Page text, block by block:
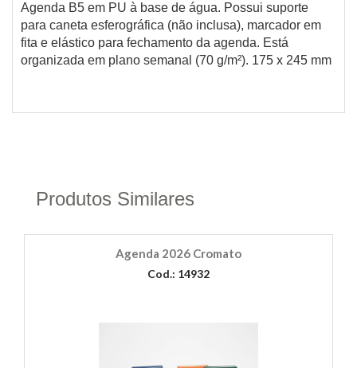
Agenda B5 em PU à base de água. Possui suporte
para caneta esferográfica (não inclusa), marcador em
fita e elástico para fechamento da agenda. Está
organizada em plano semanal (70 g/m²). 175 x 245 mm
Produtos Similares
Agenda 2026 Cromato
Cod.: 14932